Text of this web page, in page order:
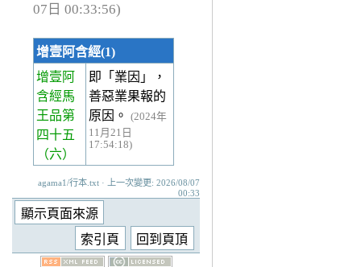
07日 00:33:56)
增壹阿含經(1)
增壹阿
含經馬
王品第
四十五
（六）
即「業因」，
善惡業果報的
原因。
(2024年
11月21日
17:54:18)
agama1/行本.txt · 上一次變更: 2026/08/07
00:33